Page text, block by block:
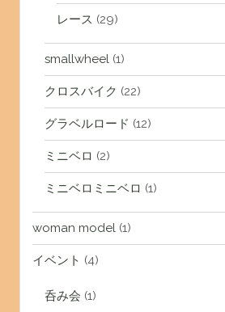
レース (29)
smallwheel(1)
クロスバイク (22)
グラベルロード (12)
ミニベロ (2)
ミニベロミニベロ (1)
woman model(1)
イベント (4)
呑み会 (1)